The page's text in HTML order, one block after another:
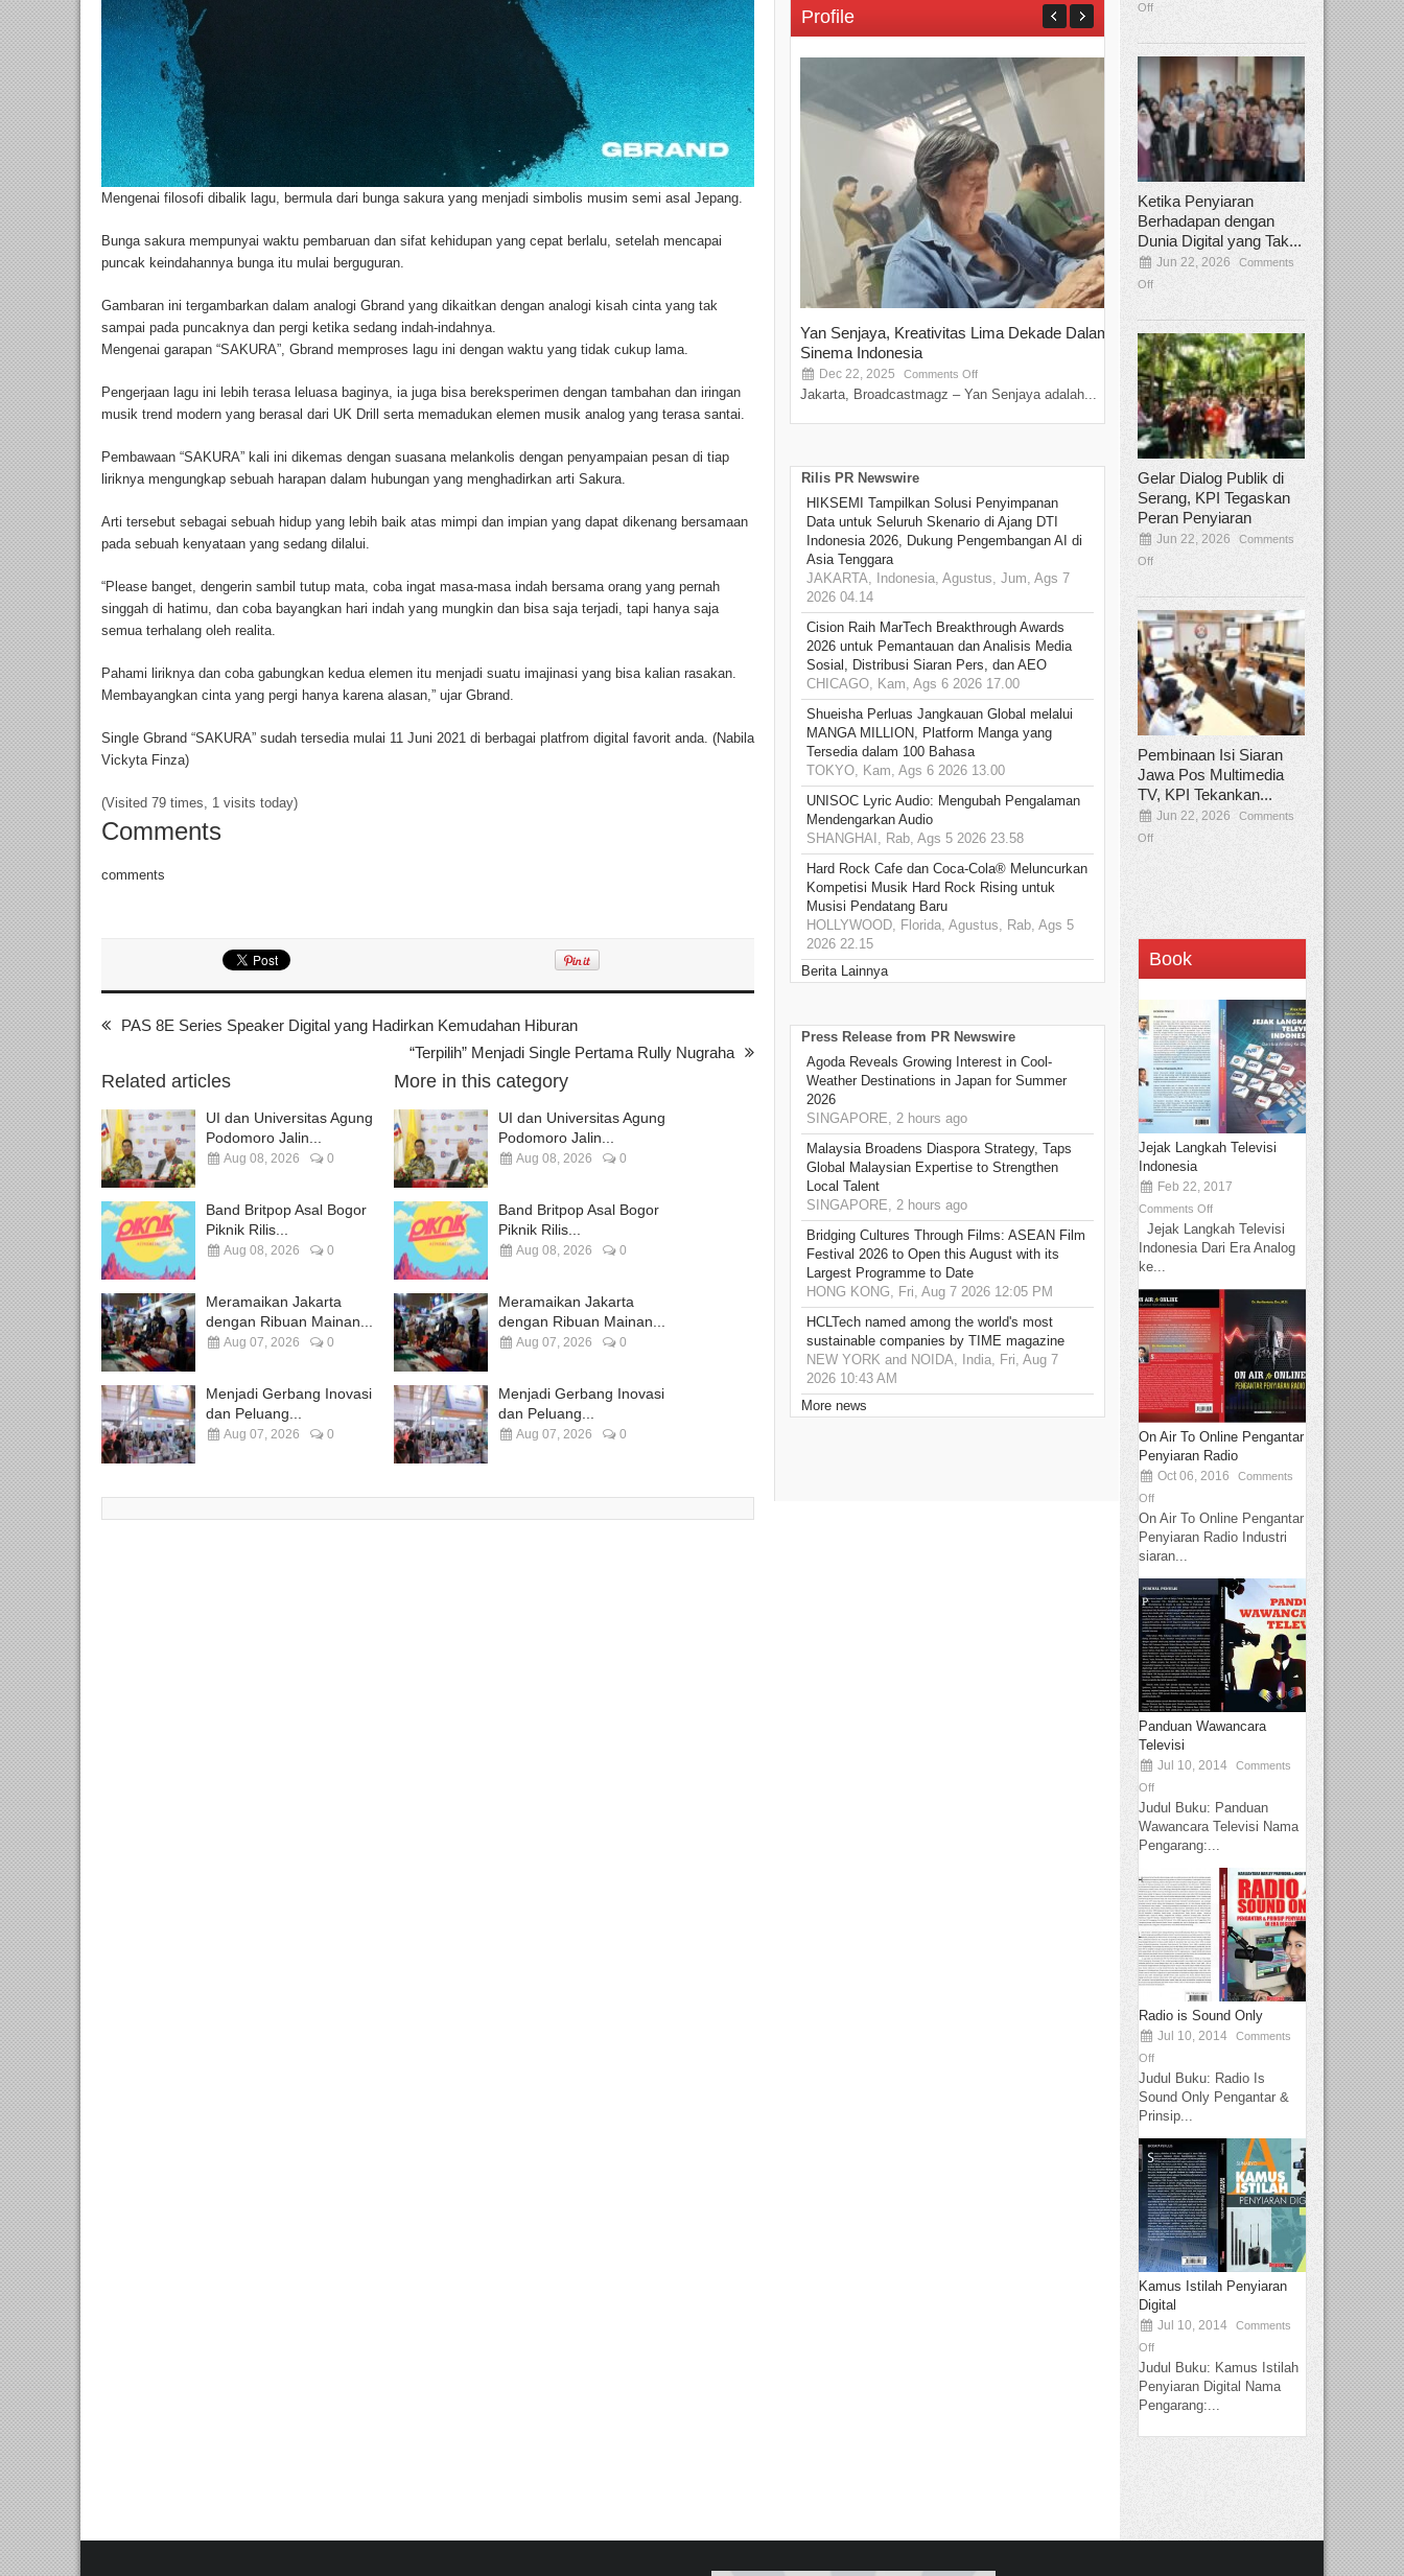
Mengenai filosofi dibalik lagu, bermula dari bunga sakura yang menjadi simbolis musim semi asal Jepang.
Bunga sakura mempunyai waktu pembaruan dan sifat kehidupan yang cepat berlalu, setelah mencapai
puncak keindahannya bunga itu mulai berguguran.
Gambaran ini tergambarkan dalam analogi Gbrand yang dikaitkan dengan analogi kisah cinta yang tak
sampai pada puncaknya dan pergi ketika sedang indah-indahnya.
Mengenai garapan “SAKURA”, Gbrand memproses lagu ini dengan waktu yang tidak cukup lama.
Pengerjaan lagu ini lebih terasa leluasa baginya, ia juga bisa bereksperimen dengan tambahan dan iringan
musik trend modern yang berasal dari UK Drill serta memadukan elemen musik analog yang terasa santai.
Pembawaan “SAKURA” kali ini dikemas dengan suasana melankolis dengan penyampaian pesan di tiap
liriknya mengungkap sebuah harapan dalam hubungan yang menghadirkan arti Sakura.
Arti tersebut sebagai sebuah hidup yang lebih baik atas mimpi dan impian yang dapat dikenang bersamaan
pada sebuah kenyataan yang sedang dilalui.
“Please banget, dengerin sambil tutup mata, coba ingat masa-masa indah bersama orang yang pernah
singgah di hatimu, dan coba bayangkan hari indah yang mungkin dan bisa saja terjadi, tapi hanya saja
semua terhalang oleh realita.
Pahami liriknya dan coba gabungkan kedua elemen itu menjadi suatu imajinasi yang bisa kalian rasakan.
Membayangkan cinta yang pergi hanya karena alasan,” ujar Gbrand.
Single Gbrand “SAKURA” sudah tersedia mulai 11 Juni 2021 di berbagai platfrom digital favorit anda. (Nabila
Vickyta Finza)
(Visited 79 times, 1 visits today)
Comments
comments
PAS 8E Series Speaker Digital yang Hadirkan Kemudahan Hiburan
“Terpilih” Menjadi Single Pertama Rully Nugraha
Related articles
UI dan Universitas Agung
Podomoro Jalin...
Aug 08, 2026 0
Band Britpop Asal Bogor
Piknik Rilis...
Aug 08, 2026 0
Meramaikan Jakarta
dengan Ribuan Mainan...
Aug 07, 2026 0
Menjadi Gerbang Inovasi
dan Peluang...
Aug 07, 2026 0
More in this category
UI dan Universitas Agung
Podomoro Jalin...
Aug 08, 2026 0
Band Britpop Asal Bogor
Piknik Rilis...
Aug 08, 2026 0
Meramaikan Jakarta
dengan Ribuan Mainan...
Aug 07, 2026 0
Menjadi Gerbang Inovasi
dan Peluang...
Aug 07, 2026 0
Profile
Yan Senjaya, Kreativitas Lima Dekade Dalam
Sinema Indonesia
Dec 22, 2025 Comments Off
Jakarta, Broadcastmagz – Yan Senjaya adalah...
Tamee Irelly Menjadi Juri Open
Film Terbaru...
Sep 08, 2025 Comments Off
Bekasi, Broadcastmagz – Dalam upaya
talenta...
Rilis PR Newswire
HIKSEMI Tampilkan Solusi Penyimpanan
Data untuk Seluruh Skenario di Ajang DTI
Indonesia 2026, Dukung Pengembangan AI di
Asia Tenggara
JAKARTA, Indonesia, Agustus, Jum, Ags 7
2026 04.14
Cision Raih MarTech Breakthrough Awards
2026 untuk Pemantauan dan Analisis Media
Sosial, Distribusi Siaran Pers, dan AEO
CHICAGO, Kam, Ags 6 2026 17.00
Shueisha Perluas Jangkauan Global melalui
MANGA MILLION, Platform Manga yang
Tersedia dalam 100 Bahasa
TOKYO, Kam, Ags 6 2026 13.00
UNISOC Lyric Audio: Mengubah Pengalaman
Mendengarkan Audio
SHANGHAI, Rab, Ags 5 2026 23.58
Hard Rock Cafe dan Coca-Cola® Meluncurkan
Kompetisi Musik Hard Rock Rising untuk
Musisi Pendatang Baru
HOLLYWOOD, Florida, Agustus, Rab, Ags 5
2026 22.15
Berita Lainnya
Press Release from PR Newswire
Agoda Reveals Growing Interest in Cool-
Weather Destinations in Japan for Summer
2026
SINGAPORE, 2 hours ago
Malaysia Broadens Diaspora Strategy, Taps
Global Malaysian Expertise to Strengthen
Local Talent
SINGAPORE, 2 hours ago
Bridging Cultures Through Films: ASEAN Film
Festival 2026 to Open this August with its
Largest Programme to Date
HONG KONG, Fri, Aug 7 2026 12:05 PM
HCLTech named among the world's most
sustainable companies by TIME magazine
NEW YORK and NOIDA, India, Fri, Aug 7
2026 10:43 AM
More news
Off
Ketika Penyiaran
Berhadapan dengan
Dunia Digital yang Tak...
Jun 22, 2026
Comments
Off
Gelar Dialog Publik di
Serang, KPI Tegaskan
Peran Penyiaran
Jun 22, 2026
Comments
Off
Pembinaan Isi Siaran
Jawa Pos Multimedia
TV, KPI Tekankan...
Jun 22, 2026
Comments
Off
Book
Jejak Langkah Televisi
Indonesia
Feb 22, 2017
Comments Off
Jejak Langkah Televisi
Indonesia Dari Era Analog
ke...
On Air To Online Pengantar
Penyiaran Radio
Oct 06, 2016
Comments
Off
On Air To Online Pengantar
Penyiaran Radio Industri
siaran...
Panduan Wawancara
Televisi
Jul 10, 2014
Comments
Off
Judul Buku: Panduan
Wawancara Televisi Nama
Pengarang:...
Radio is Sound Only
Jul 10, 2014
Comments
Off
Judul Buku: Radio Is
Sound Only Pengantar &
Prinsip...
Kamus Istilah Penyiaran
Digital
Jul 10, 2014
Comments
Off
Judul Buku: Kamus Istilah
Penyiaran Digital Nama
Pengarang:...